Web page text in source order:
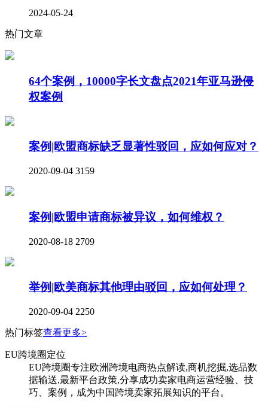
2024-05-24
热门文章
64个案例，10000字长文盘点2021年亚马逊侵
权案例
案例|欧盟商标缺乏显著性驳回，应如何应对？
2020-09-04 3159
案例|欧盟申请商标被异议，如何维权？
2020-08-18 2709
举例|欧美商标其他理由驳回，应如何处理？
2020-09-04 2250
热门标签查看更多>
EU跨境圈定位
EU跨境圈专注欧洲跨境电商热点解读,商机挖掘,选品数
据输送,最新平台政策,分享成功卖家电商运营经验、技
巧、案例，成为中国跨境卖家拓展知识的平台。